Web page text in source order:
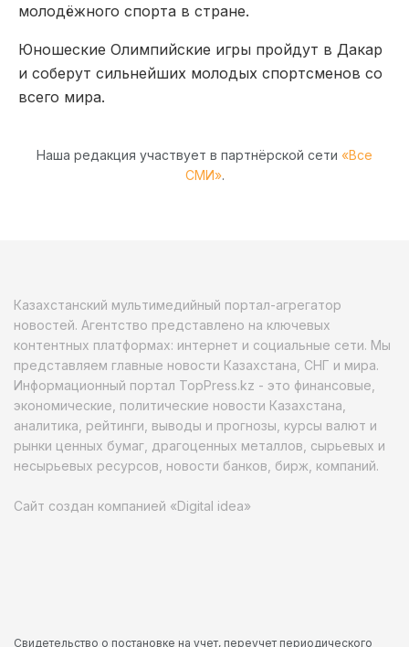
молодёжного спорта в стране.
Юношеские Олимпийские игры пройдут в Дакар
и соберут сильнейших молодых спортсменов со
всего мира.
Наша редакция участвует в партнёрской сети «Все
СМИ».
Казахстанский мультимедийный портал-агрегатор
новостей. Агентство представлено на ключевых
контентных платформах: интернет и социальные сети. Мы
представляем главные новости Казахстана, СНГ и мира.
Информационный портал TopPress.kz - это финансовые,
экономические, политические новости Казахстана,
аналитика, рейтинги, выводы и прогнозы, курсы валют и
рынки ценных бумаг, драгоценных металлов, сырьевых и
несырьевых ресурсов, новости банков, бирж, компаний.
Сайт создан компанией «Digital idea»
Свидетельство о постановке на учет, переучет периодического